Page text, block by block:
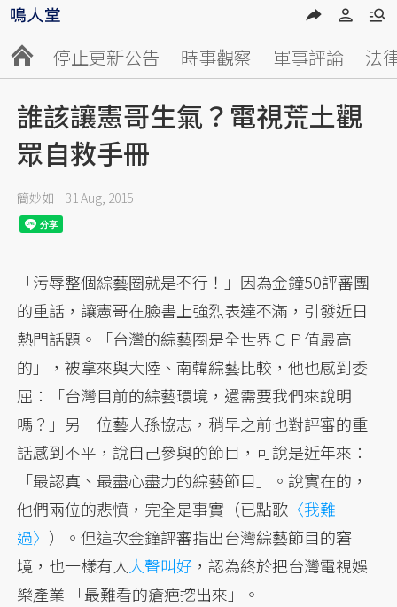
停止更新公告 時事觀察 軍事評論 法
誰該讓憲哥生氣？電視荒土觀
眾自救手冊
簡妙如 31 Aug, 2015
「污辱整個綜藝圈就是不行！」因為金鐘50評審團
的重話，讓憲哥在臉書上強烈表達不滿，引發近日
熱門話題。「台灣的綜藝圈是全世界ＣＰ值最高
的」，被拿來與大陸、南韓綜藝比較，他也感到委
屈：「台灣目前的綜藝環境，還需要我們來說明
嗎？」另一位藝人孫協志，稍早之前也對評審的重
話感到不平，說自己參與的節目，可說是近年來：
「最認真、最盡心盡力的綜藝節目」。說實在的，
他們兩位的悲憤，完全是事實（已點歌 〈我難
過〉 ）。但這次金鐘評審指出台灣綜藝節目的窘
境，也一樣有人大聲叫好 ，認為終於把台灣電視娛
樂產業 「最難看的瘡疤挖出來」。